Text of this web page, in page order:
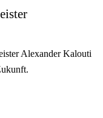
Alexander Kalouti